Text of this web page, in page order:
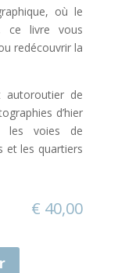
où le
ce livre vous
redécouvrir la
autoroutier de
d’hier
les voies de
et les quartiers
€ 40,00